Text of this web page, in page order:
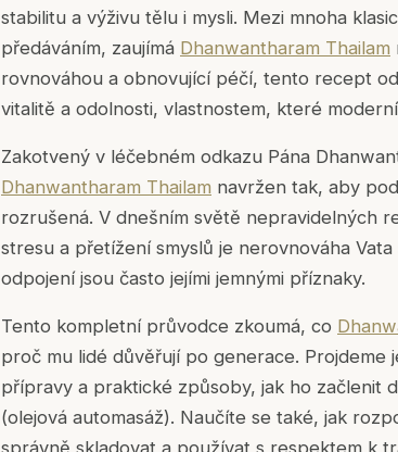
stabilitu a výživu tělu i mysli. Mezi mnoha
předáváním, zaujímá Dhanwantharam Thailam
rovnováhou a obnovující péčí, tento recept
vitalitě a odolnosti, vlastnostem, které
Zakotvený v léčebném odkazu Pána
Dhanwantharam Thailam navržen tak, aby
rozrušená. V dnešním světě nepravidelných
stresu a přetížení smyslů je nerovnováha
odpojení jsou často jejími jemnými příznaky.
Tento kompletní průvodce zkoumá, co
proč mu lidé důvěřují po generace.
přípravy a praktické způsoby, jak ho začlenit
(olejová automasáž). Naučíte se také, jak